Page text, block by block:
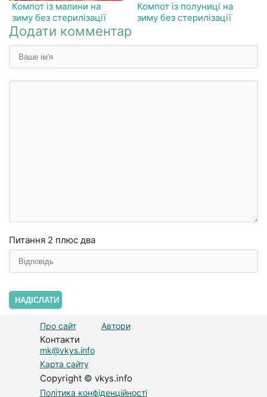
Компот із малини на
зиму без стерилізації
Компот із полуниці на
зиму без стерилізації
Додати комментар
Питання 2 плюc двa
НАДІСЛАТИ
Про сайт Автори
Контакти
mk@vkys.info
Карта сайту
Copyright © vkys.info
Політика конфіденційності